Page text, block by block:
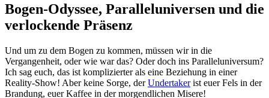
Bogen-Odyssee, Paralleluniversen und die
verlockende Präsenz
Und um zu dem Bogen zu kommen, müssen wir in die
Vergangenheit, oder wie war das? Oder doch ins Paralleluniversum?
Ich sag euch, das ist komplizierter als eine Beziehung in einer
Reality-Show! Aber keine Sorge, derUndertakerist euer Fels in der
Brandung, euer Kaffee in der morgendlichen Misere!